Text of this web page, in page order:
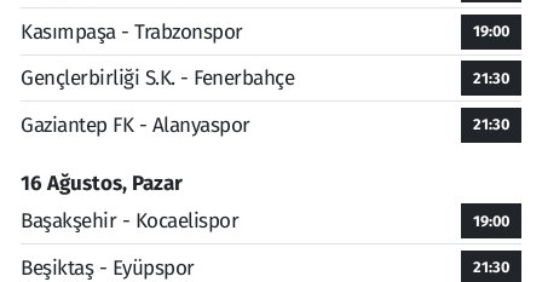
Kasımpaşa - Trabzonspor 19:00
Gençlerbirliği S.K. - Fenerbahçe 21:30
Gaziantep FK - Alanyaspor 21:30
16 Ağustos, Pazar
Başakşehir - Kocaelispor
19:00
Beşiktaş - Eyüpspor 21:30